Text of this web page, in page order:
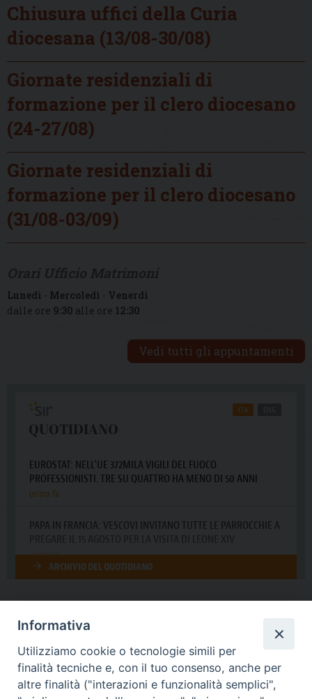
Chiusura uffici della Curia
diocesana (13/08-30/08)
Giornate residenziali di
formazione per il clero diocesano
(24-27/08)
Giornate residenziali di
formazione per il clero diocesano
(31/08-03/09)
Lunedì - Mercoledì - Venerdì
dalle ore 9:30 alle ore 12:30
Vedi tutti gli appuntamenti
DIOCESI SUBURBICARIA DI ALBANO
Contatti:Tel.: 06.93268401 - Fax.: 06.9323844
E-mail:curia@diocesidialbano.it
Informativa
Utilizziamo cookie o tecnologie simili per
finalità tecniche e, con il tuo consenso, anche per
altre finalità ("interazioni e funzionalità semplici",